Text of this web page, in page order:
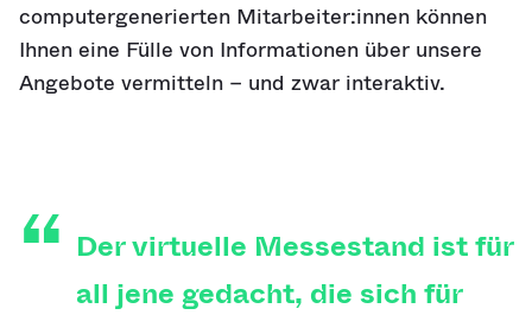
computergenerierten Mitarbeiter:innen können
Ihnen eine Fülle von Informationen über unsere
Angebote vermitteln – und zwar interaktiv.
Der virtuelle Messestand ist für
all jene gedacht, die sich für